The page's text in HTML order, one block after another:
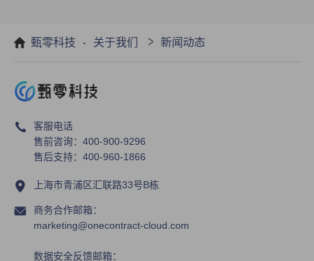
甄零科技 - 关于我们 > 新闻动态
客服电话
售前咨询：400-900-9296
售后支持：400-960-1866
上海市青浦区汇联路33号B栋
商务合作邮箱：
marketing@onecontract-cloud.com
数据安全反馈邮箱：